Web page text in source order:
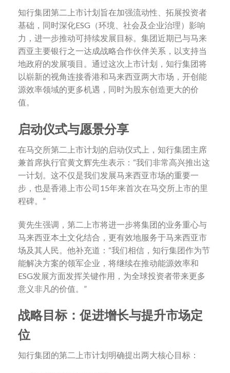
知行集团第二上市计划旨在加强流动性、拓展投资者
基础，同时深化ESG（环境、社会及企业治理）影响
力，进一步推动可持续发展目标。集团近期已与马来
西亚主要银行之一达成战略合作伙伴关系，以支持当
地政府的发展项目。通过这次上市计划，知行集团将
以崭新的视角连接香港和马来西亚两大市场，开创能
源效率领域的更多机遇，同时为股东创造更大的价
值。
启动仪式与愿景分享
在马交所第二上市计划的启动仪式上，知行集团主席
兼首席执行官黄文辉先生表示：“我们非常高兴推出这
一计划。这不仅是我们发展马来西亚市场的重要一
步，也是香港上市公司15年来首次在马交所上市的里
程碑。”
黄先生强调，第二上市将进一步将集团的业务重心与
马来西亚本土文化结合，更有效地服务于马来西亚市
场及其人民。他补充道：“我们相信，知行集团作为节
能解决方案的领军企业，将继续在推动能源效率和
ESG发展方面发挥关键作用，为全球投资者带来更多
意义非凡的价值。”
战略目标：促进增长与提升市场定
位
知行集团的第二上市计划明确提出两大核心目标：